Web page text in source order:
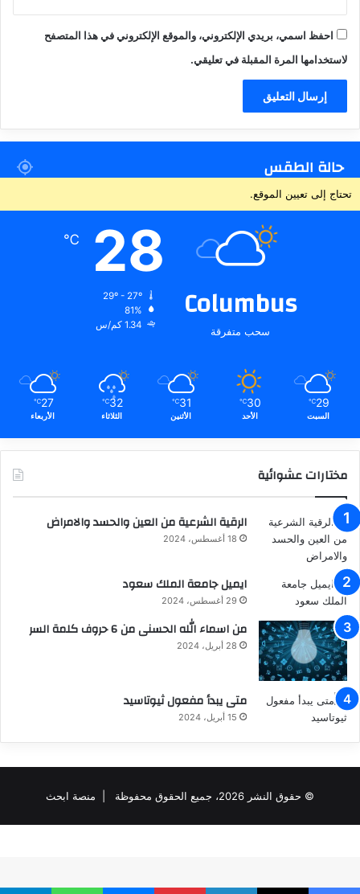
احفظ اسمي، بريدي الإلكتروني، والموقع الإلكتروني في هذا المتصفح
لاستخدامها المرة المقبلة في تعليقي.
حالة الطقس
تحتاج إلى تعيين الموقع.
Columbus
سحب متفرقة
28
℃
81%
1.34 كم/س
29
℃
السبت
30
℃
الأحد
31
℃
الأثنين
32
℃
الثلاثاء
27
℃
الأربعاء
مختارات عشوائية
الرقية الشرعية من العين والحسد والامراض
18 أغسطس، 2024
ايميل جامعة الملك سعود
29 أغسطس، 2024
من اسماء الله الحسنى من 6 حروف كلمة السر
28 أبريل، 2024
متى يبدأ مفعول ثيوتاسيد
15 أبريل، 2024
© حقوق النشر 2026، جميع الحقوق محفوظة | منصة ابحث